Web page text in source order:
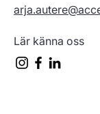
Lär känna oss